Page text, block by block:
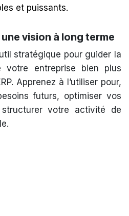
et puissants.
vision à long terme
stratégique pour guider la
votre entreprise bien plus
Apprenez à l’utiliser pour,
futurs, optimiser vos
votre activité de